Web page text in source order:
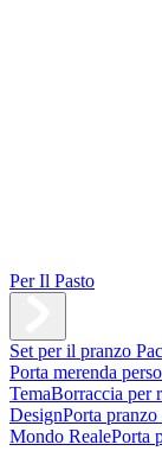
Per Il Pasto
Set per il pranzo
Porta merenda
TemaBorraccia per
DesignPorta
Mondo RealePorta